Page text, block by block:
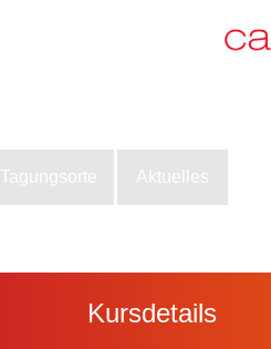
Tagungsorte Aktuelles
Kursdetails